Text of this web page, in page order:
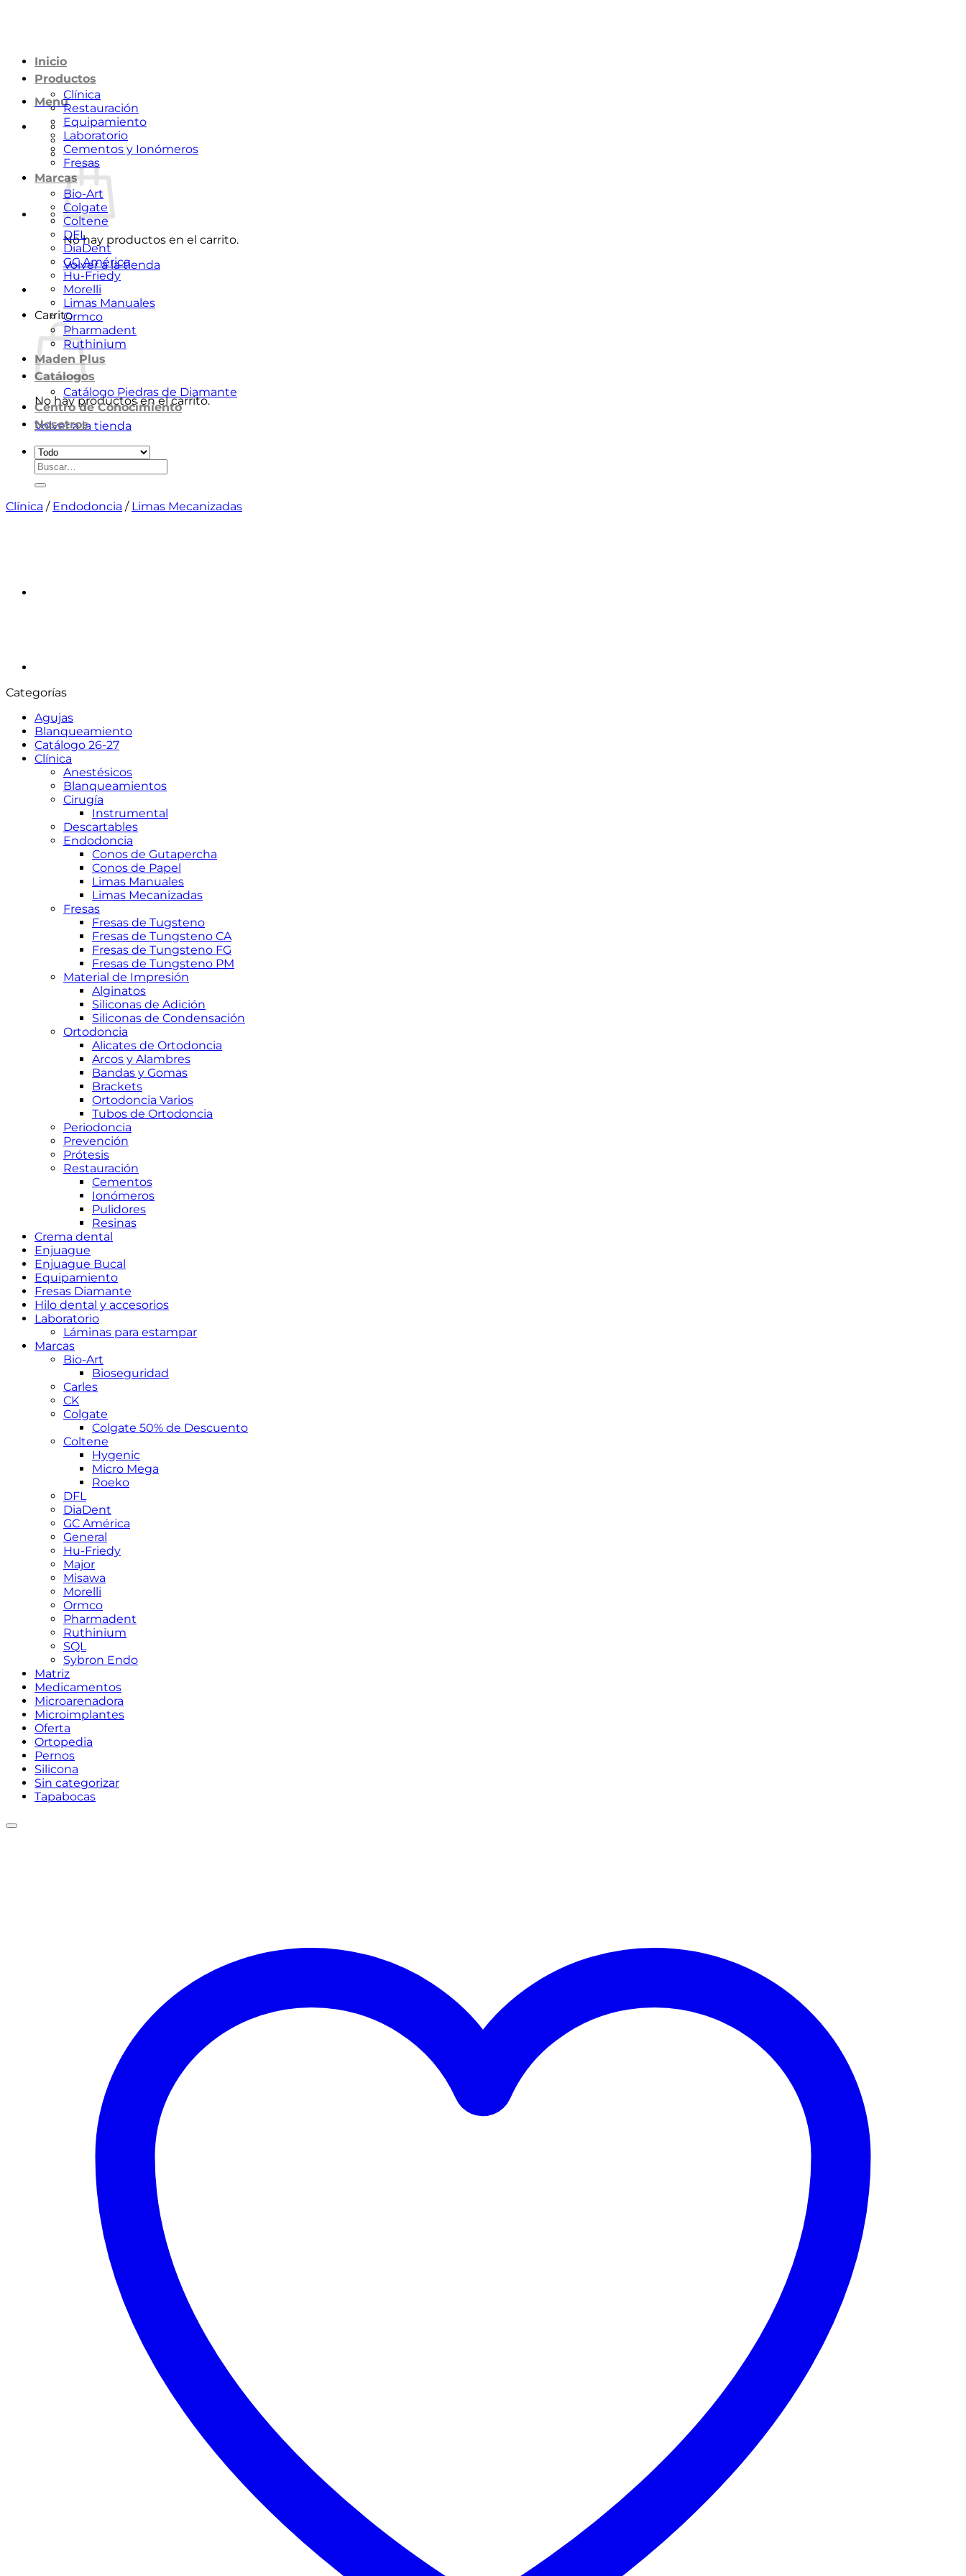
Menú
No hay productos en el carrito.
Volver a la tienda
Carrito
No hay productos en el carrito.
Volver a la tienda
Inicio
Productos
Clínica
Restauración
Equipamiento
Laboratorio
Cementos y Ionómeros
Fresas
Marcas
Bio-Art
Colgate
Coltene
DFL
DiaDent
GC América
Hu-Friedy
Morelli
Limas Manuales
Ormco
Pharmadent
Ruthinium
Maden Plus
Catálogos
Catálogo Piedras de Diamante
Centro de Conocimiento
Nosotros
Buscar
por:
Clínica / Endodoncia / Limas Mecanizadas
Categorías
Agujas
Blanqueamiento
Catálogo 26-27
Clínica
Anestésicos
Blanqueamientos
Cirugía
Instrumental
Descartables
Endodoncia
Conos de Gutapercha
Conos de Papel
Limas Manuales
Limas Mecanizadas
Fresas
Fresas de Tugsteno
Fresas de Tungsteno CA
Fresas de Tungsteno FG
Fresas de Tungsteno PM
Material de Impresión
Alginatos
Siliconas de Adición
Siliconas de Condensación
Ortodoncia
Alicates de Ortodoncia
Arcos y Alambres
Bandas y Gomas
Brackets
Ortodoncia Varios
Tubos de Ortodoncia
Periodoncia
Prevención
Prótesis
Restauración
Cementos
Ionómeros
Pulidores
Resinas
Crema dental
Enjuague
Enjuague Bucal
Equipamiento
Fresas Diamante
Hilo dental y accesorios
Laboratorio
Láminas para estampar
Marcas
Bio-Art
Bioseguridad
Carles
CK
Colgate
Colgate 50% de Descuento
Coltene
Hygenic
Micro Mega
Roeko
DFL
DiaDent
GC América
General
Hu-Friedy
Major
Misawa
Morelli
Ormco
Pharmadent
Ruthinium
SQL
Sybron Endo
Matriz
Medicamentos
Microarenadora
Microimplantes
Oferta
Ortopedia
Pernos
Silicona
Sin categorizar
Tapabocas